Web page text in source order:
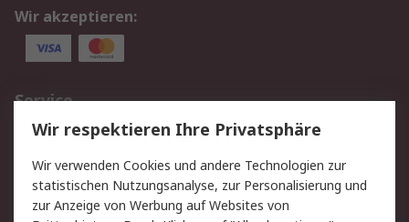
Wir akzeptieren:
Service
Value Added Services
Lieferlösungen
Rücksendungen
Kontakt
Hilfe
Wir respektieren Ihre Privatsphäre
Wir verwenden Cookies und andere Technologien zur
statistischen Nutzungsanalyse, zur Personalisierung und
zur Anzeige von Werbung auf Websites von